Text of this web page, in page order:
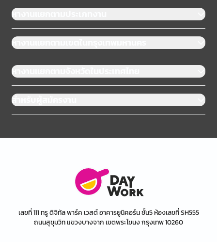
หางานแยกตามประเภทงาน
หางานแยกตามเขตในกรุงเทพมหานคร
หางานแยกตามจังหวัดในประเทศไทย
สำหรับผู้สมัครงาน
เลขที่ 111 ทรู ดิจิทัล พาร์ค เวสต์ อาคารยูนิคอร์น ชั้น5 ห้องเลขที่ SH555
ถนนสุขุมวิท แขวงบางจาก เขตพระโขนง กรุงเทพ 10260